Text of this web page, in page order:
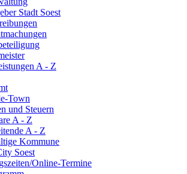
Stadt Soest
A - Z
Town
und Steuern
A - Z
A - Z
Kommune
Soest
Online-Termine